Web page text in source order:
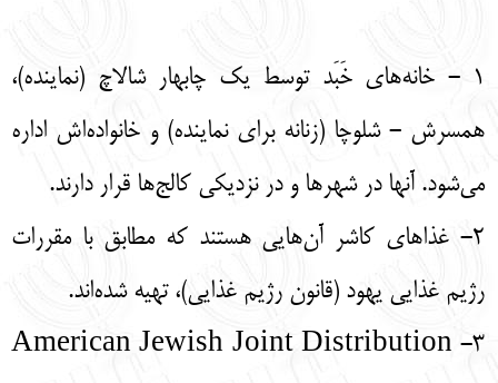
1 - خانه‌های خَبَد توسط یک چابهار شالاچ (نماینده)،
همسرش - شلوچا (زنانه برای نماینده) و خانواده‌اش اداره
می‌شود. آنها در شهرها و در نزدیکی کالج‌ها قرار دارند.
2- غذاهای کاشر آن‌هایی هستند که مطابق با مقررات
رژیم غذایی یهود (قانون رژیم غذایی)، تهیه شده‌اند.
3- American Jewish Joint Distribution